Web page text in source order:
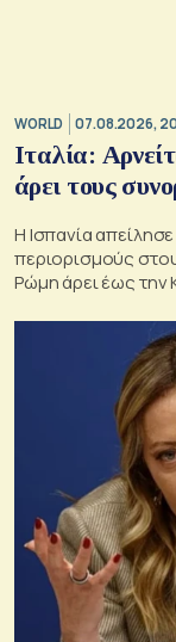
WORLD 07.08.2026,
Ιταλία:
άρει τους
Η Ισπανία
περιορισμούς
Ρώμη άρει έως την